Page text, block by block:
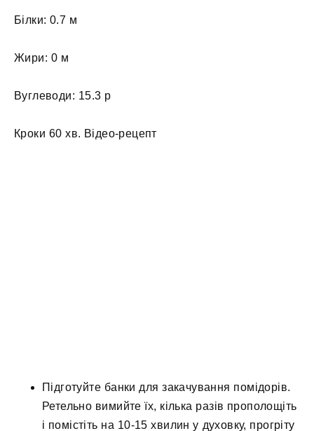
Білки: 0.7 м
Жири: 0 м
Вуглеводи: 15.3 р
Кроки 60 хв. Відео-рецепт
Підготуйте банки для закачування помідорів.
Ретельно вимийте їх, кілька разів прополощіть
і помістіть на 10-15 хвилин у духовку, прогріту